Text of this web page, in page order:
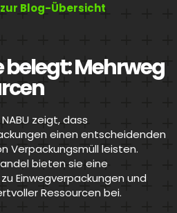
Blog-Übersicht
belegt: Mehrweg
zeigt, dass
einen entscheidenden
Verpackungsmüll leisten.
bieten sie eine
Einwegverpackungen und
Ressourcen bei.